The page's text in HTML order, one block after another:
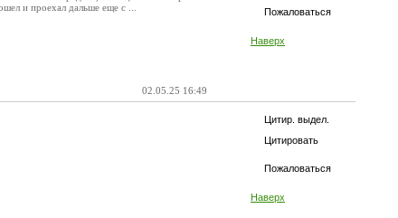
Пожаловаться
Наверх
и проехал дальше еще с ...
02.05.25 16:49
Цитир. выдел.
Цитировать
Пожаловаться
Наверх